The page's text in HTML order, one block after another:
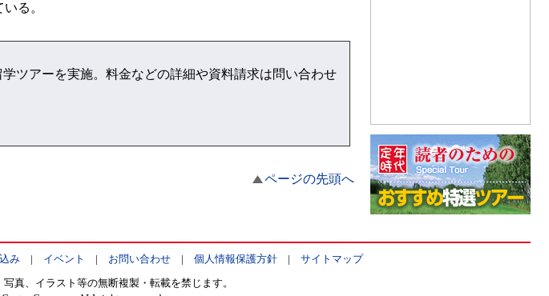
る。
ツアーを実施。料金などの詳細や資料請求は問い合わせ
ページの先頭へ
み| イベント | お問い合わせ| 個人情報保護方針| サイトマップ
真、イラスト等の無断複製・転載を禁じます。